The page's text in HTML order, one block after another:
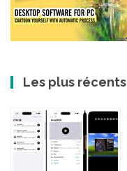
Les plus récents